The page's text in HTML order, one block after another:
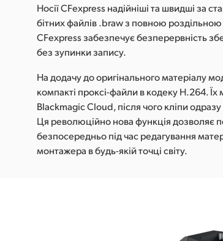
Носії CFexpress надійніші та швидші за
бітних файлів .braw з повною роздільною
CFexpress забезпечує безперервність
без зупинки запису.
На додачу до оригінального матеріалу
компакті проксі-файли в кодеку H.264.
Blackmagic Cloud, після чого кліпи
Ця революційно нова функція дозволяє
безпосередньо під час редагування
монтажера в будь-якій точці світу.